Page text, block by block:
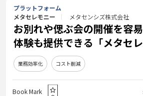
プラットフォーム
メタセレモニー
メタセンシズ株式会社
お別れや偲ぶ会の開催を容
体験も提供できる「メタセレ
業務効率化 コスト削減
Book Mark